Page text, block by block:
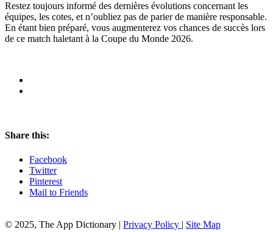
Restez toujours informé des dernières évolutions concernant les
équipes, les cotes, et n’oubliez pas de parier de manière responsable.
En étant bien préparé, vous augmenterez vos chances de succès lors
de ce match haletant à la Coupe du Monde 2026.
Share this:
Facebook
Twitter
Pinterest
Mail to Friends
© 2025, The App Dictionary | Privacy Policy | Site Map